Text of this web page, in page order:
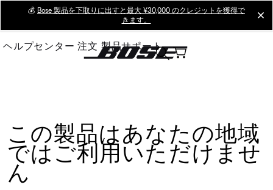
Main
💰 Bose 製品を下取りに出すと最大 ¥30,000 のクレジットを獲得で
きます。
ヘルプセンター 注文 製品サポート
この製品はあなたの地域
ではご利用いただけませ
ん